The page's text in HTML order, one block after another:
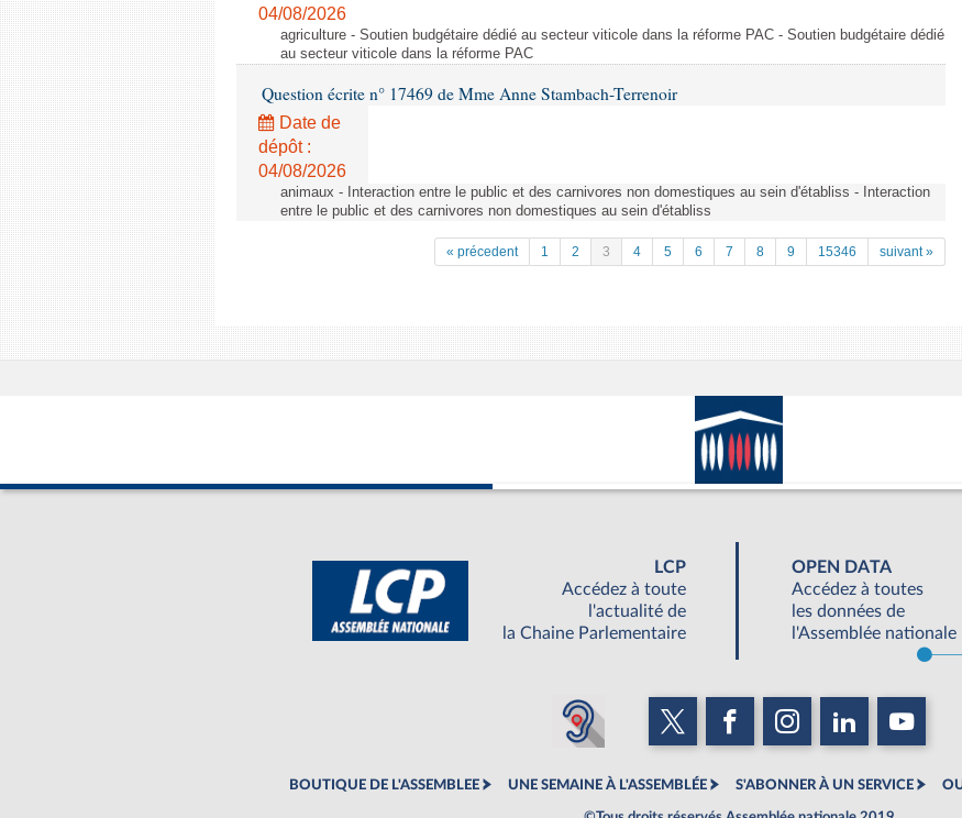
04/08/2026
agriculture - Soutien budgétaire dédié au secteur viticole dans la réforme PAC - Soutien budgétaire dédié
au secteur viticole dans la réforme PAC
Question écrite n° 17469 de Mme Anne Stambach-Terrenoir
Date de
dépôt :
04/08/2026
animaux - Interaction entre le public et des carnivores non domestiques au sein d'établiss - Interaction
entre le public et des carnivores non domestiques au sein d'établiss
« précedent 1 2 3 4 5 6 7 8 9 15346 suivant »
LCP
Accédez à toute
l'actualité de
la Chaine Parlementaire
OPEN DATA
Accédez à toutes
les données de
l'Assemblée nationale
BOUTIQUE DE L'ASSEMBLEE UNE SEMAINE À L'ASSEMBLÉE S'ABONNER À UN SERVICE